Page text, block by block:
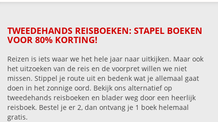
TWEEDEHANDS REISBOEKEN: STAPEL BOEKEN
VOOR 80% KORTING!
Reizen is iets waar we het hele jaar naar uitkijken. Maar ook
het uitzoeken van de reis en de voorpret willen we niet
missen. Stippel je route uit en bedenk wat je allemaal gaat
doen in het zonnige oord. Bekijk ons alternatief op
tweedehands reisboeken en blader weg door een heerlijk
reisboek. Bestel je er 2, dan ontvang je 1 boek helemaal
gratis.